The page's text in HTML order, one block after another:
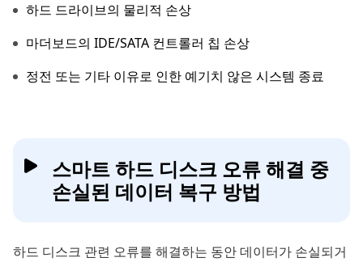
하드 드라이브의 물리적 손상
마더보드의 IDE/SATA 컨트롤러 칩 손상
정전 또는 기타 이유로 인한 예기치 않은 시스템 종료
스마트 하드 디스크 오류 해결 중
손실된 데이터 복구 방법
하드 디스크 관련 오류를 해결하는 동안 데이터가 손실되거